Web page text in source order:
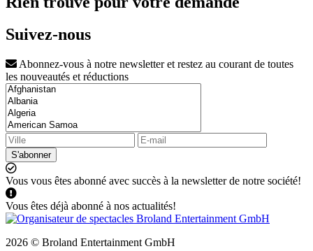
Suivez-nous
Abonnez-vous à notre newsletter et restez au courant de toutes
les nouveautés et réductions
S'abonner
Vous vous êtes abonné avec succès à la newsletter de notre société!
Vous êtes déjà abonné à nos actualités!
2026 © Broland Entertainment GmbH